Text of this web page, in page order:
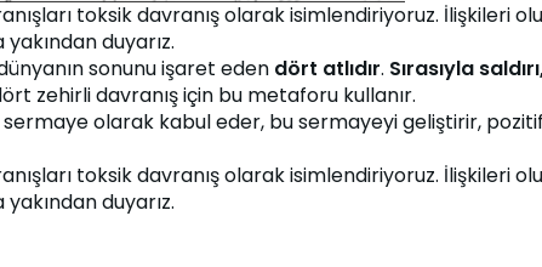
toksik davranış olarak isimlendiriyoruz. İlişkileri
duyarız.
sonunu işaret eden dört atlıdır. Sırasıyla
zehirli davranış için bu metaforu kullanır.
olarak kabul eder, bu sermayeyi geliştirir,
toksik davranış olarak isimlendiriyoruz. İlişkileri
duyarız.